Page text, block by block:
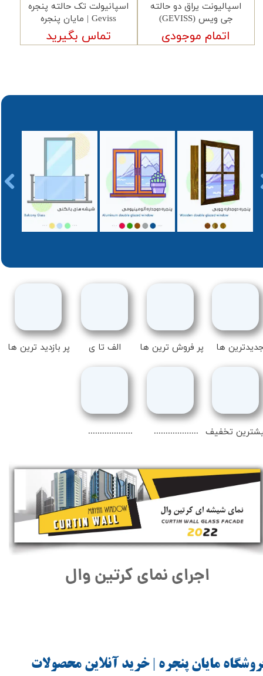
اسپالیونت یراق دو حالته
جی ویس (GEVISS)
اتمام موجودی
اسپانیولت تک حالته پنجره
Geviss | مایان پنجره
تماس بگیرید
ها پر فروش ترین ها
تخفیف
پر بازدید ترین ها الف تا ی
...................
...................
اجراینمای کرتین وال
مایان پنجره | خرید آنلاین محصولات